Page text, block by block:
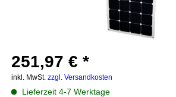
251,97 € *
inkl. MwSt. zzgl. Versandkosten
Lieferzeit 4-7 Werktage